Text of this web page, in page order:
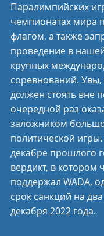
Паралимпийских
чемпионатах мира
флагом, а также
проведение в
крупных
соревнований.
должен стоять вне
очередной раз
заложником
политической
декабре прошлого
вердикт, в котором
поддержал WADA,
срок санкций на
декабря 2022 года.